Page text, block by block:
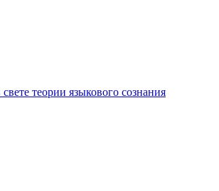
теории языкового сознания